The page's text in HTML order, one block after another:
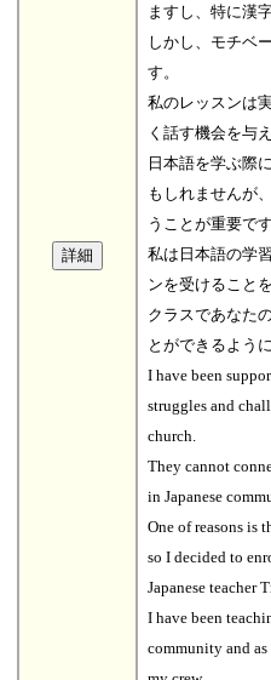
ますし、特に漢
しかし、モチベ
す。
私のレッスンは
く話す機会を与
日本語を学ぶ際
もしれませんが
うことが重要です
私は日本語の学
ンを受けること
クラスであなた
とができるよう
I have been
struggles and
church.
They cannot
in Japanese
One of reasons is
so I decided to
Japanese teacher
I have been
community and